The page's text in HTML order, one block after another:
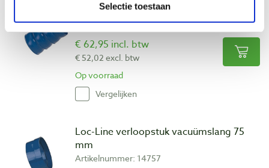
Selectie toestaan
Loc-Line vacuümslang 600 mm
Artikelnummer: 14747
€ 62,95 incl. btw
€ 52,02 excl. btw
Op voorraad
Vergelijken
Loc-Line verloopstuk vacuümslang 75
mm
Artikelnummer: 14757